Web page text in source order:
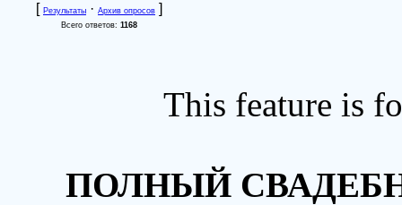
[ Результаты · Архив опросов ]
Всего ответов: 1168
This feature is
ПОЛНЫЙ